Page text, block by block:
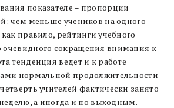
показателе – пропорции
чем меньше учеников на одного
правило, рейтинги учебного
сокращения внимания к
тенденция ведет и к работе
нормальной продолжительности
учителей фактически занято
а иногда и по выходным.